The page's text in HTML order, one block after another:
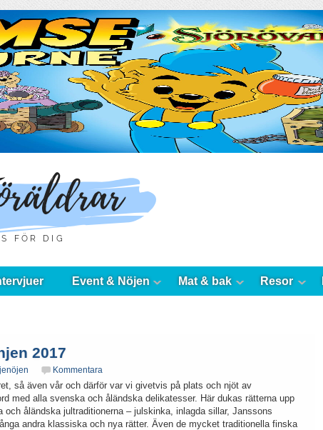
Event & Nöjen Mat & bak Resor
2017
Kommentara
så även vår och därför var vi givetvis på plats och njöt av
med alla svenska och åländska delikatesser. Här dukas rätterna upp
åländska jultraditionerna – julskinka, inlagda sillar, Janssons
andra klassiska och nya rätter. Även de mycket traditionella finska